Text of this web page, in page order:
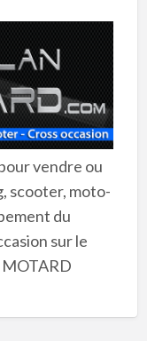
vendre ou
scooter, moto-
du
sur le